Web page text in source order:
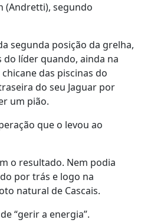
(Andretti), segundo
segunda posição da grelha,
líder quando, ainda na
das piscinas do
do seu Jaguar por
um pião.
que o levou ao
o resultado. Nem podia
por trás e logo na
natural de Cascais.
“gerir a energia”.